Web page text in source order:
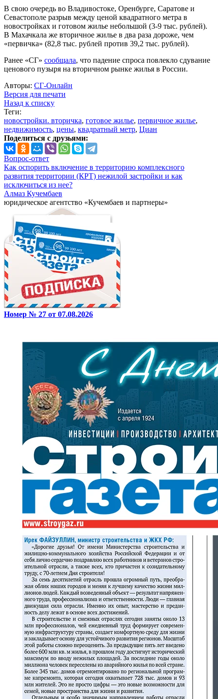
В свою очередь во Владивостоке, Оренбурге, Саратове и
Севастополе разрыв между ценой квадратного метра в
новостройках и готовом жилье небольшой (3-9 тыс. рублей).
В Махачкала же вторичное жилье в два раза дороже, чем
«первичка» (82,8 тыс. рублей против 39,2 тыс. рублей).
Ранее «СГ» сообщала, что падение спроса повлекло сдувание
ценового пузыря на вторичном рынке жилья в России.
Авторы: СГ-Онлайн
Версия для печати
Назад к списку
Теги:
новостройки. вторичка, готовое жилье, первичное жилье,
недвижимость, цены, квадратный метр, Циан
Поделиться с друзьями:
Вопрос-ответ
Как оспорить включение в территорию комплексного
развития территории (КРТ) нежилой застройки и как
исключиться из нее?
Алмаз Кучембаев
юридическое агентство «Кучембаев и партнеры»
Номер № 27 от 07.08.2026